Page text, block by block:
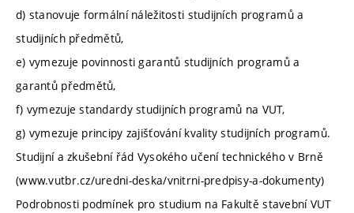
d) stanovuje formální náležitosti studijních programů a
studijních předmětů,
e) vymezuje povinnosti garantů studijních programů a
garantů předmětů,
f) vymezuje standardy studijních programů na VUT,
g) vymezuje principy zajišťování kvality studijních programů.
Studijní a zkušební řád Vysokého učení technického v Brně
(www.vutbr.cz/uredni-deska/vnitrni-predpisy-a-dokumenty)
Podrobnosti podmínek pro studium na Fakultě stavební VUT